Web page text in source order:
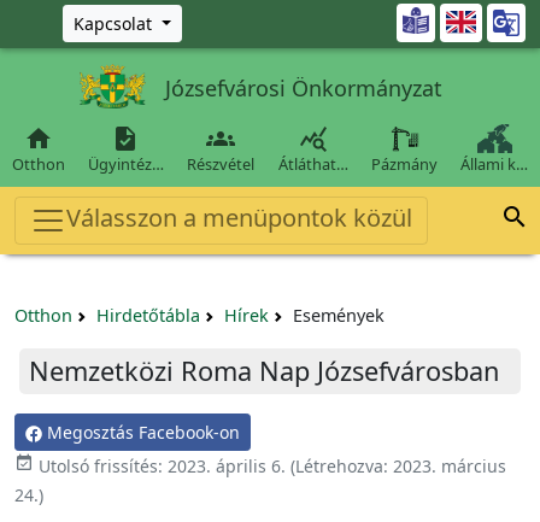
Ugrás a fő tartalomra
Kapcsolat 
Józsefvárosi Önkormányzat

Otthon

Ügyintéz…

Részvétel

Átláthat… Pázmány Állami k…
Válasszon a menüpontok közül 
Otthon Hirdetőtábla Hírek Események
Nemzetközi Roma Nap Józsefvárosban
Megosztás Facebook-on
 Utolsó frissítés: 2023. április 6. (Létrehozva: 2023. március
24.)